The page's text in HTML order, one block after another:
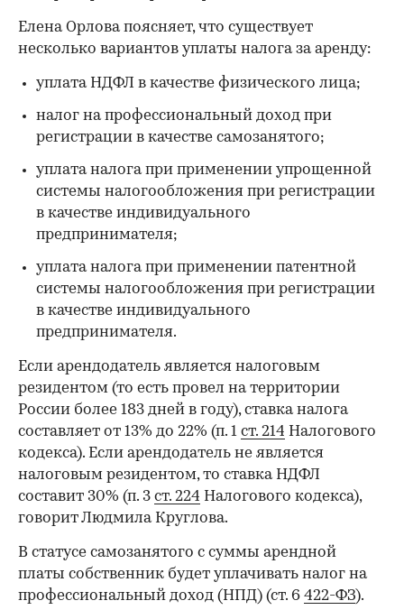
Елена Орлова поясняет, что существует
несколько вариантов уплаты налога за аренду:
уплата НДФЛ в качестве физического лица;
налог на профессиональный доход при
регистрации в качестве самозанятого;
уплата налога при применении упрощенной
системы налогообложения при регистрации
в качестве индивидуального
предпринимателя;
уплата налога при применении патентной
системы налогообложения при регистрации
в качестве индивидуального
предпринимателя.
Если арендодатель является налоговым
резидентом (то есть провел на территории
России более 183 дней в году), ставка налога
составляет от 13% до 22% (п. 1 ст. 214 Налогового
кодекса). Если арендодатель не является
налоговым резидентом, то ставка НДФЛ
составит 30% (п. 3 ст. 224 Налогового кодекса),
говорит Людмила Круглова.
В статусе самозанятого с суммы арендной
платы собственник будет уплачивать налог на
профессиональный доход (НПД) (ст. 6 422-ФЗ).